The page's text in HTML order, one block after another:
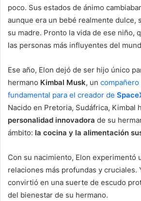
poco. Sus estados de ánimo
aunque era un bebé realmente dulce,
su madre. Pronto la vida de ese niño,
las personas más influyentes del
Ese año, Elon dejó de ser hijo único
hermano Kimbal Musk, un
fundamental para el creador de
Nacido en Pretoria, Sudáfrica, Kimbal
personalidad innovadora de su
ámbito: la cocina y la alimentación
Con su nacimiento, Elon experimentó
relaciones más profundas y cruciales.
convirtió en una suerte de escudo
del bienestar de su hermano.